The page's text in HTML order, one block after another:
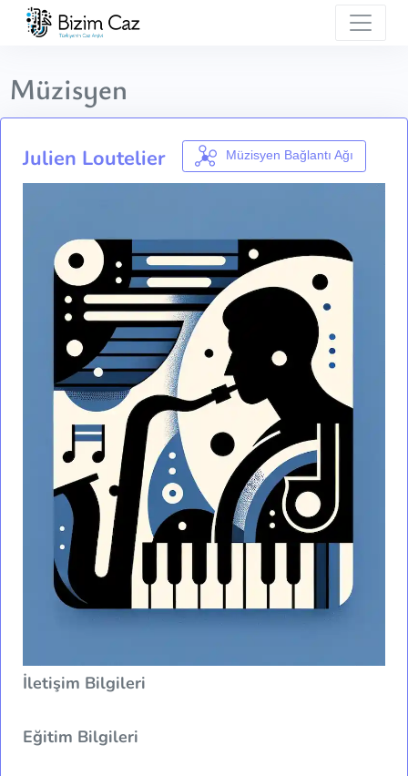
Müzisyen
Julien Loutelier Müzisyen Bağlantı Ağı
İletişim Bilgileri
Eğitim Bilgileri